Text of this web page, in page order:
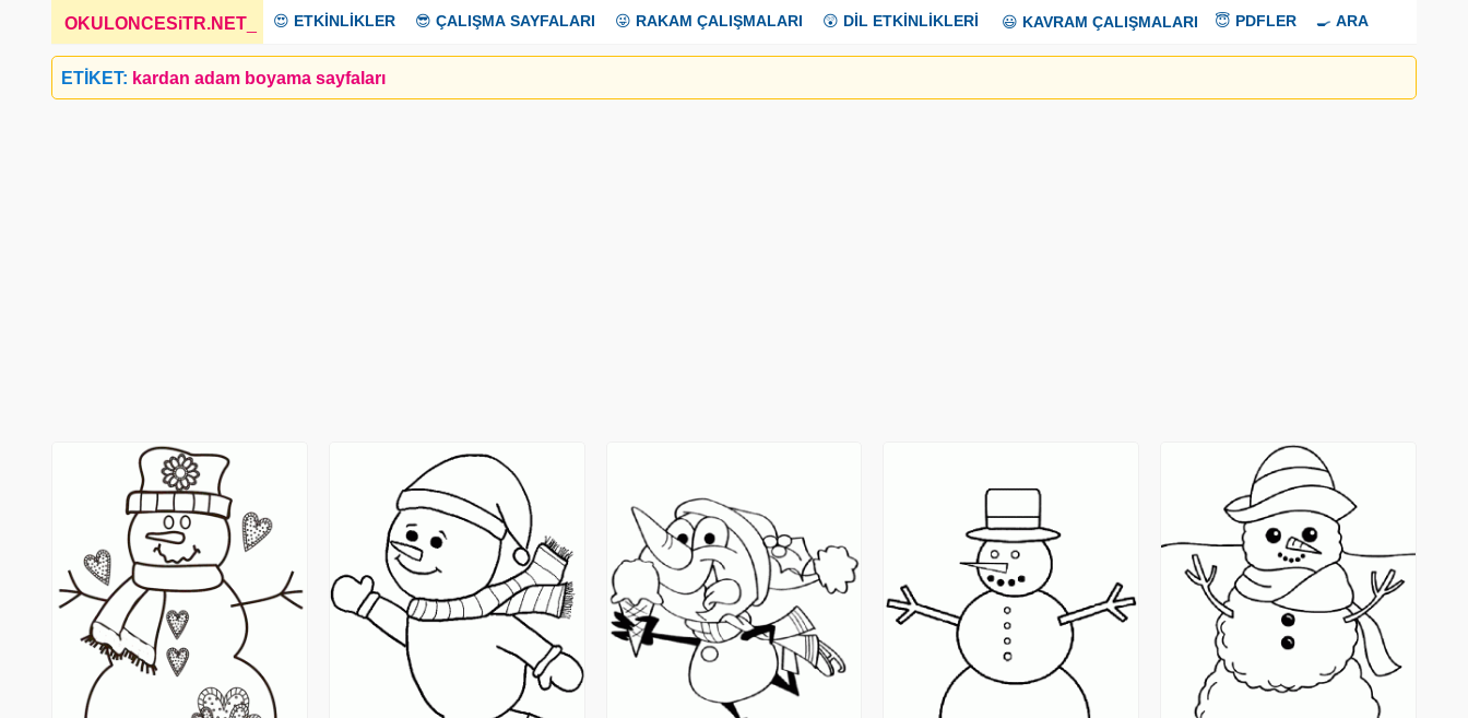
OKULONCESiTR.NET 😍 ETKİNLİKLER 😎 ÇALIŞMA SAYFALARI 😜 RAKAM ÇALIŞMALARI 😲 DİL ETKİNLİKLERİ 😃 KAVRAM ÇALIŞMALARI 😇 PDFLER 🍳 ARA
ETİKET: kardan adam boyama sayfaları